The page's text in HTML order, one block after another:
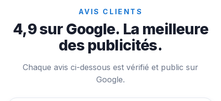
AVIS CLIENTS
4,9 sur Google. La meilleure
des publicités.
Chaque avis ci-dessous est vérifié et public sur
Google.